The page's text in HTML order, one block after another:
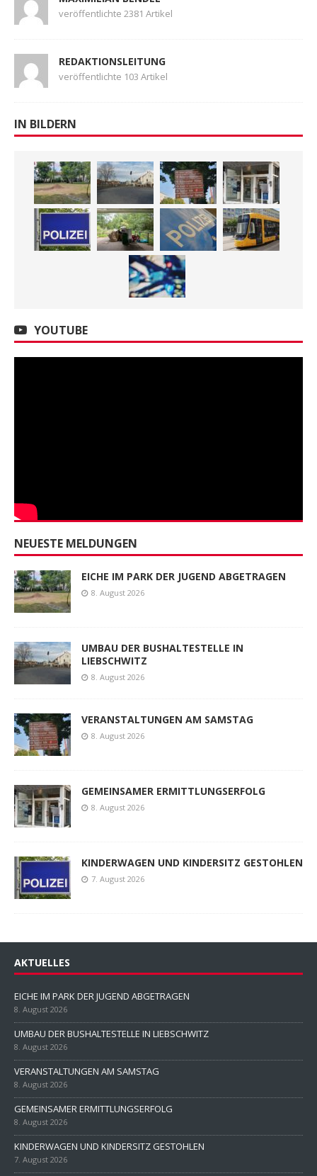
veröffentlichte 2381 Artikel
REDAKTIONSLEITUNG
veröffentlichte 103 Artikel
IN BILDERN
YOUTUBE
NEUESTE MELDUNGEN
EICHE IM PARK DER JUGEND ABGETRAGEN
8. August 2026
UMBAU DER BUSHALTESTELLE IN
LIEBSCHWITZ
8. August 2026
VERANSTALTUNGEN AM SAMSTAG
8. August 2026
GEMEINSAMER ERMITTLUNGSERFOLG
8. August 2026
KINDERWAGEN UND KINDERSITZ GESTOHLEN
7. August 2026
AKTUELLES
EICHE IM PARK DER JUGEND ABGETRAGEN
8. August 2026
UMBAU DER BUSHALTESTELLE IN LIEBSCHWITZ
8. August 2026
VERANSTALTUNGEN AM SAMSTAG
8. August 2026
GEMEINSAMER ERMITTLUNGSERFOLG
8. August 2026
KINDERWAGEN UND KINDERSITZ GESTOHLEN
7. August 2026